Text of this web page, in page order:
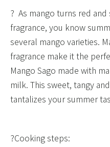
? As mango turns red
fragrance, you know
several mango varieties.
fragrance make it the
Mango Sago made with
milk. This sweet, tangy
tantalizes your summer
?Cooking steps:​